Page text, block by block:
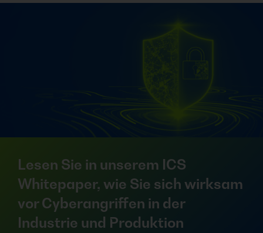
Lesen Sie in unserem ICS
Whitepaper, wie Sie sich wirksam
vor Cyberangriffen in der
Industrie und Produktion